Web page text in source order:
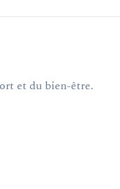
et du bien-être.